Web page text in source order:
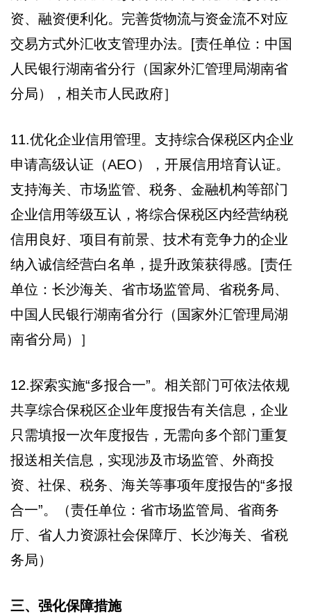
资、融资便利化。完善货物流与资金流不对应
交易方式外汇收支管理办法。[责任单位：中国
人民银行湖南省分行（国家外汇管理局湖南省
分局），相关市人民政府］
11.优化企业信用管理。支持综合保税区内企业
申请高级认证（AEO），开展信用培育认证。
支持海关、市场监管、税务、金融机构等部门
企业信用等级互认，将综合保税区内经营纳税
信用良好、项目有前景、技术有竞争力的企业
纳入诚信经营白名单，提升政策获得感。[责任
单位：长沙海关、省市场监管局、省税务局、
中国人民银行湖南省分行（国家外汇管理局湖
南省分局）］
12.探索实施“多报合一”。相关部门可依法依规
共享综合保税区企业年度报告有关信息，企业
只需填报一次年度报告，无需向多个部门重复
报送相关信息，实现涉及市场监管、外商投
资、社保、税务、海关等事项年度报告的“多报
合一”。（责任单位：省市场监管局、省商务
厅、省人力资源社会保障厅、长沙海关、省税
务局）
三、强化保障措施